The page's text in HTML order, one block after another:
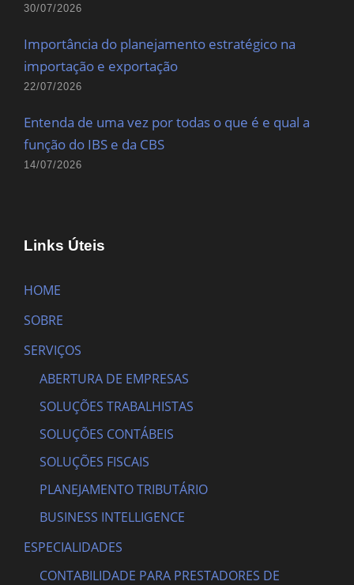
30/07/2026
Importância do planejamento estratégico na
importação e exportação
22/07/2026
Entenda de uma vez por todas o que é e qual a
função do IBS e da CBS
14/07/2026
Links Úteis
HOME
SOBRE
SERVIÇOS
ABERTURA DE EMPRESAS
SOLUÇÕES TRABALHISTAS
SOLUÇÕES CONTÁBEIS
SOLUÇÕES FISCAIS
PLANEJAMENTO TRIBUTÁRIO
BUSINESS INTELLIGENCE
ESPECIALIDADES
CONTABILIDADE PARA PRESTADORES DE